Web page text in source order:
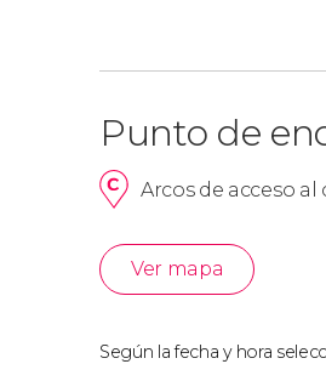
Punto de
Arcos de acceso
Ver mapa
Según la fecha y hora